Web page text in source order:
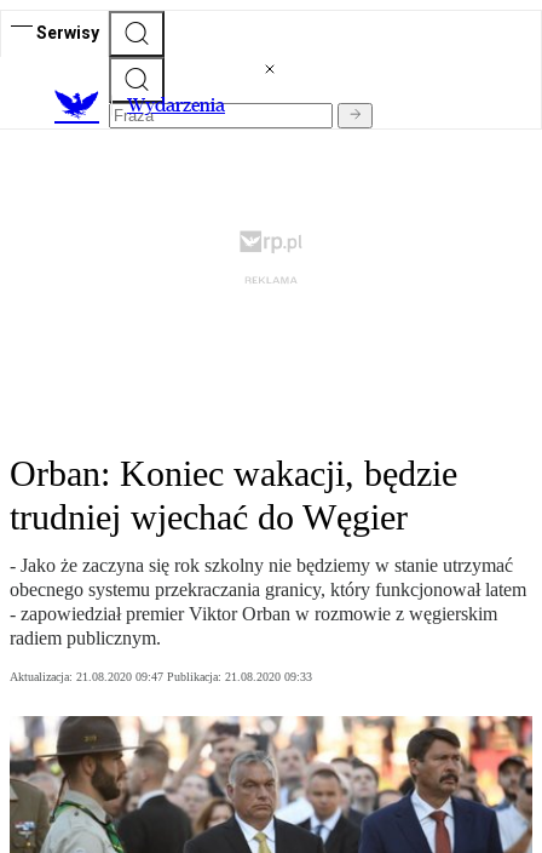
Serwisy
Wydarzenia
Orban: Koniec wakacji, będzie
trudniej wjechać do Węgier
- Jako że zaczyna się rok szkolny nie będziemy w stanie utrzymać
obecnego systemu przekraczania granicy, który funkcjonował latem
- zapowiedział premier Viktor Orban w rozmowie z węgierskim
radiem publicznym.
Aktualizacja: 21.08.2020 09:47 Publikacja: 21.08.2020 09:33